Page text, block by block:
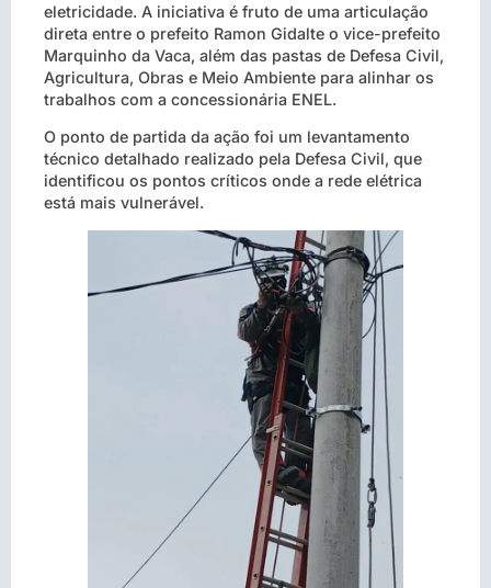
eletricidade. A iniciativa é fruto de uma articulação
direta entre o prefeito Ramon Gidalte o vice-prefeito
Marquinho da Vaca, além das pastas de Defesa Civil,
Agricultura, Obras e Meio Ambiente para alinhar os
trabalhos com a concessionária ENEL.
O ponto de partida da ação foi um levantamento
técnico detalhado realizado pela Defesa Civil, que
identificou os pontos críticos onde a rede elétrica
está mais vulnerável.